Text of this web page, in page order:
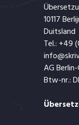
10117
Duitsland
Tel.: +49
AG
Btw-nr.: